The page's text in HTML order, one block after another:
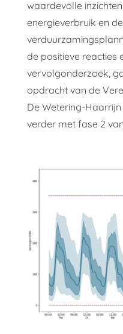
waardevolle
energieverbruik en
de positieve reacties
vervolgonderzoek,
opdracht van de
De Wetering-
verder met fase 2